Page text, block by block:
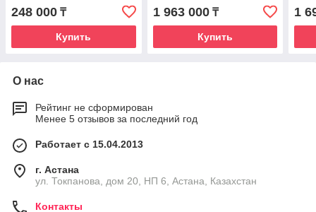
248 000 ₸
Купить
1 963 000₸
Купить
1
О нас
Рейтинг не сформирован
Менее 5 отзывов за последний год
Работает с 15.04.2013
г. Астана
ул. Токпанова, дом 20, НП 6, Астана, Казахстан
Контакты